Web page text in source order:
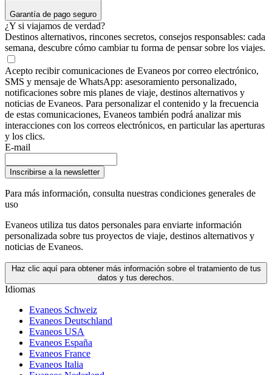
Garantía de pago seguro
¿Y si viajamos de verdad?
Destinos alternativos, rincones secretos, consejos responsables: cada
semana, descubre cómo cambiar tu forma de pensar sobre los viajes.
Acepto recibir comunicaciones de Evaneos por correo electrónico,
SMS y mensaje de WhatsApp: asesoramiento personalizado,
notificaciones sobre mis planes de viaje, destinos alternativos y
noticias de Evaneos. Para personalizar el contenido y la frecuencia
de estas comunicaciones, Evaneos también podrá analizar mis
interacciones con los correos electrónicos, en particular las aperturas
y los clics.
E-mail
Inscribirse a la newsletter
Para más información, consulta nuestras condiciones generales de
uso
Evaneos utiliza tus datos personales para enviarte información
personalizada sobre tus proyectos de viaje, destinos alternativos y
noticias de Evaneos.
Haz clic aquí para obtener más información sobre el tratamiento de tus
datos y tus derechos.
Idiomas
Evaneos Schweiz
Evaneos Deutschland
Evaneos USA
Evaneos España
Evaneos France
Evaneos Italia